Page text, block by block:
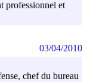
professionnel et
chef du bureau
03/04/2010